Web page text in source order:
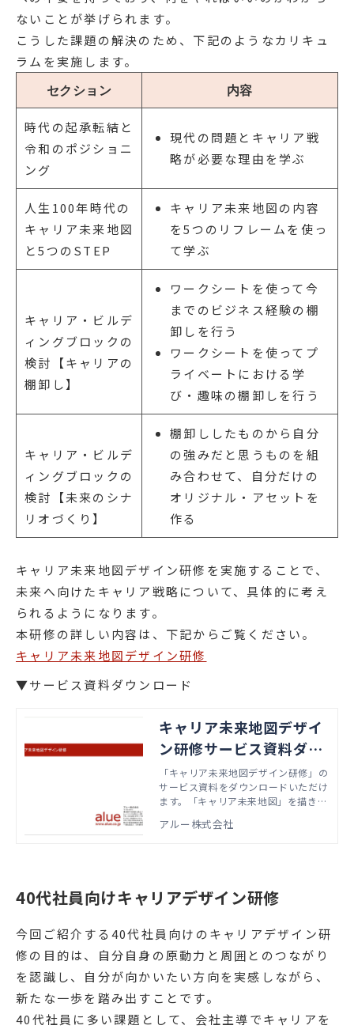
ないことが挙げられます。
こうした課題の解決のため、下記のようなカリキュ
ラムを実施します。
セクション 内容
時代の起承転結と
令和のポジショニ
ング
現代の問題とキャリア戦
略が必要な理由を学ぶ
人生100年時代の
キャリア未来地図
と5つのSTEP
キャリア未来地図の内容
を5つのリフレームを使っ
て学ぶ
キャリア・ビルデ
ィングブロックの
検討【キャリアの
棚卸し】
ワークシートを使って今
までのビジネス経験の棚
卸しを行う
ワークシートを使ってプ
ライベートにおける学
び・趣味の棚卸しを行う
キャリア・ビルデ
ィングブロックの
検討【未来のシナ
リオづくり】
棚卸ししたものから自分
の強みだと思うものを組
み合わせて、自分だけの
オリジナル・アセットを
作る
キャリア未来地図デザイン研修を実施することで、
未来へ向けたキャリア戦略について、具体的に考え
られるようになります。
本研修の詳しい内容は、下記からご覧ください。
キャリア未来地図デザイン研修
▼サービス資料ダウンロード
キャリア未来地図デザイ
ン研修サービス資料ダウ
ンロード
「キャリア未来地図デザイン研修」の
サービス資料をダウンロードいただけ
ます。「キャリア未来地図」を描きな
戦略を考えることを目指します。
アルー株式会社
40代社員向けキャリアデザイン研修
今回ご紹介する40代社員向けのキャリアデザイン研
修の目的は、自分自身の原動力と周囲とのつながり
を認識し、自分が向かいたい方向を実感しながら、
新たな一歩を踏み出すことです。
40代社員に多い課題として、会社主導でキャリアを